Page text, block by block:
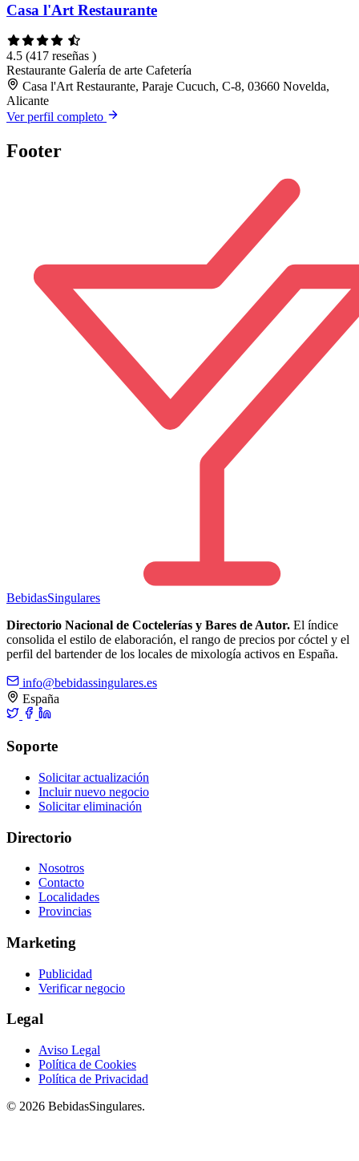
Casa l'Art Restaurante
4.5 (417 reseñas )
Restaurante Galería de arte Cafetería
Casa l'Art Restaurante, Paraje Cucuch, C-8, 03660 Novelda,
Alicante
Ver perfil completo
Footer
BebidasSingulares
Directorio Nacional de Coctelerías y Bares de Autor. El índice
consolida el estilo de elaboración, el rango de precios por cóctel y el
perfil del bartender de los locales de mixología activos en España.
info@bebidassingulares.es
España
Soporte
Solicitar actualización
Incluir nuevo negocio
Solicitar eliminación
Directorio
Nosotros
Contacto
Localidades
Provincias
Marketing
Publicidad
Verificar negocio
Legal
Aviso Legal
Política de Cookies
Política de Privacidad
© 2026 BebidasSingulares.